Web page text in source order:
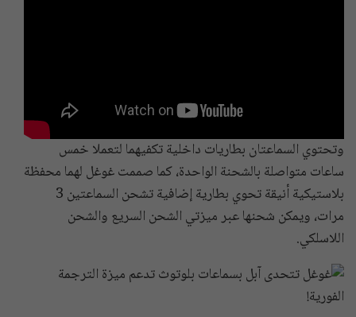
وتحتوي السماعتان بطاريات داخلية تكفيهما لتعملا خمس
ساعات متواصلة بالشحنة الواحدة، كما صممت غوغل لهما محفظة
بلاستيكية أنيقة تحوي بطارية إضافية تشحن السماعتين 3
مرات، ويمكن شحنها عبر ميزتي الشحن السريع والشحن
اللاسلكي.